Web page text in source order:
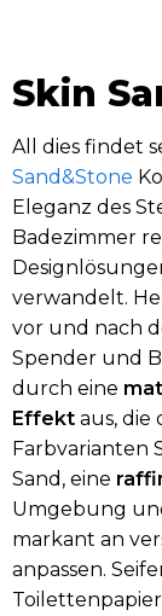
Skin
All dies findet
Sand&Stone
Eleganz des
Badezimmer
verwandelt.
vor und nach
Spender und
durch eine
Effekt aus, die
Farbvarianten
Sand, eine
Umgebung
markant an
anpassen.